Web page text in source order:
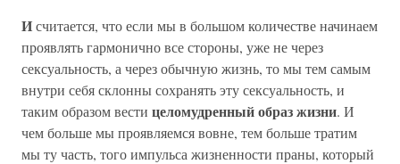
Исчитается, что если мы в большом количестве начинаем
проявлять гармонично все стороны, уже не через
сексуальность, а через обычную жизнь, то мы тем самым
внутри себя склонны сохранять эту сексуальность, и
таким образом вести целомудренный образ жизни. И
чем больше мы проявляемся вовне, тем больше тратим
мы ту часть, того импульса жизненности праны, который